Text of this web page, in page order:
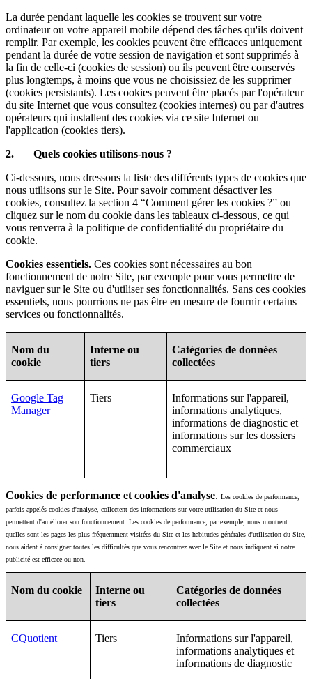
La durée pendant laquelle les cookies se trouvent sur votre
ordinateur ou votre appareil mobile dépend des tâches qu'ils doivent
remplir. Par exemple, les cookies peuvent être efficaces uniquement
pendant la durée de votre session de navigation et sont supprimés à
la fin de celle-ci (cookies de session) ou ils peuvent être conservés
plus longtemps, à moins que vous ne choisissiez de les supprimer
(cookies persistants). Les cookies peuvent être placés par l'opérateur
du site Internet que vous consultez (cookies internes) ou par d'autres
opérateurs qui installent des cookies via ce site Internet ou
l'application (cookies tiers).
2. Quels cookies utilisons-nous ?
Ci-dessous, nous dressons la liste des différents types de cookies que
nous utilisons sur le Site. Pour savoir comment désactiver les
cookies, consultez la section 4 “Comment gérer les cookies ?” ou
cliquez sur le nom du cookie dans les tableaux ci-dessous, ce qui
vous renverra à la politique de confidentialité du propriétaire du
cookie.
Cookies essentiels. Ces cookies sont nécessaires au bon
fonctionnement de notre Site, par exemple pour vous permettre de
naviguer sur le Site ou d'utiliser ses fonctionnalités. Sans ces cookies
essentiels, nous pourrions ne pas être en mesure de fournir certains
services ou fonctionnalités.
Nom du
cookie
Interne ou
tiers
Catégories de données
collectées
Google Tag
Manager
Tiers
Informations sur l'appareil,
informations analytiques,
informations de diagnostic et
informations sur les dossiers
commerciaux
Cookies de performance et cookies d'analyse. Les cookies de performance,
parfois appelés cookies d'analyse, collectent des informations sur votre utilisation du Site et nous
permettent d'améliorer son fonctionnement. Les cookies de performance, par exemple, nous montrent
quelles sont les pages les plus fréquemment visitées du Site et les habitudes générales d'utilisation du Site,
nous aident à consigner toutes les difficultés que vous rencontrez avec le Site et nous indiquent si notre
publicité est efficace ou non.
Nom du cookie
Interne ou
tiers
Catégories de données
collectées
CQuotient Tiers
Informations sur l'appareil,
informations analytiques et
informations de diagnostic